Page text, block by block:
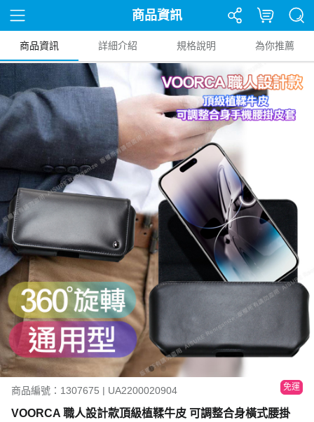
商品資訊
商品資訊 詳細介紹 規格說明 為你推薦
商品編號：1307675 | UA2200020904 免運
VOORCA 職人設計款頂級植鞣牛皮 可調整合身橫式腰掛